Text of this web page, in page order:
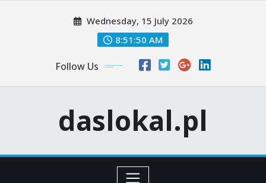
Wednesday, 15 July 2026
8:51:51 AM
Follow Us
daslokal.pl